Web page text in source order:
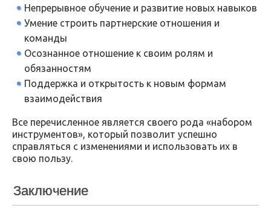
Непрерывное обучение и развитие новых навыков
Умение строить партнерские отношения и
команды
Осознанное отношение к своим ролям и
обязанностям
Поддержка и открытость к новым формам
взаимодействия
Все перечисленное является своего рода «набором
инструментов», который позволит успешно
справляться с изменениями и использовать их в
свою пользу.
Заключение